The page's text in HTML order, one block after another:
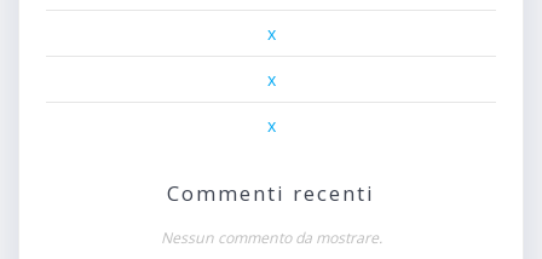
x
x
x
Commenti recenti
Nessun commento da mostrare.